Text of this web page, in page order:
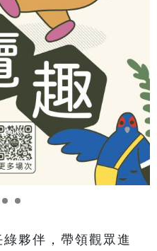
夥伴，帶領觀眾進